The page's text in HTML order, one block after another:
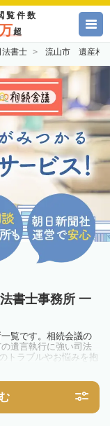
覧件数
超
書士 流山市 遺産相
書士事務所 一
覧です。相続会議の
遺言執行に強い司法
トラブルやお悩みを抱
しょう。